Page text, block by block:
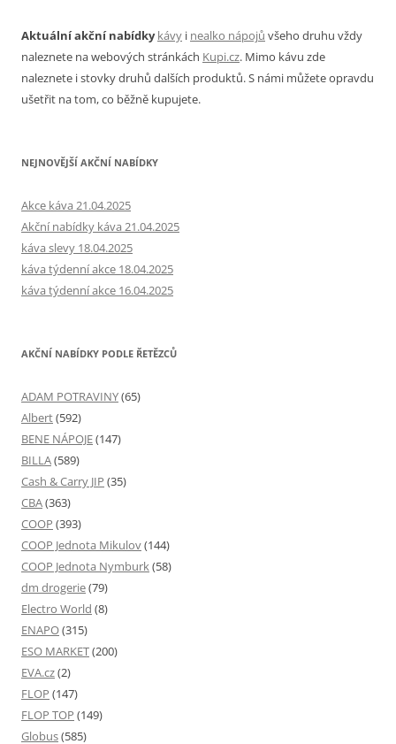
Aktuální akční nabídky kávy i nealko nápojů všeho druhu vždy
naleznete na webových stránkách Kupi.cz. Mimo kávu zde
naleznete i stovky druhů dalších produktů. S námi můžete opravdu
ušetřit na tom, co běžně kupujete.
NEJNOVĚJŠÍ AKČNÍ NABÍDKY
Akce káva 21.04.2025
Akční nabídky káva 21.04.2025
káva slevy 18.04.2025
káva týdenní akce 18.04.2025
káva týdenní akce 16.04.2025
AKČNÍ NABÍDKY PODLE ŘETĚZCŮ
ADAM POTRAVINY(65)
Albert(592)
BENE NÁPOJE(147)
BILLA(589)
Cash & Carry JIP (35)
CBA(363)
COOP (393)
COOP Jednota Mikulov(144)
COOP Jednota Nymburk(58)
dm drogerie(79)
Electro World (8)
ENAPO(315)
ESO MARKET(200)
EVA.cz(2)
FLOP (147)
FLOP TOP (149)
Globus(585)